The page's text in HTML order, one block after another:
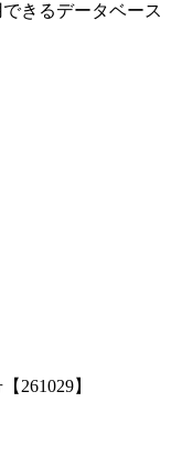
きるデータベース
261029】